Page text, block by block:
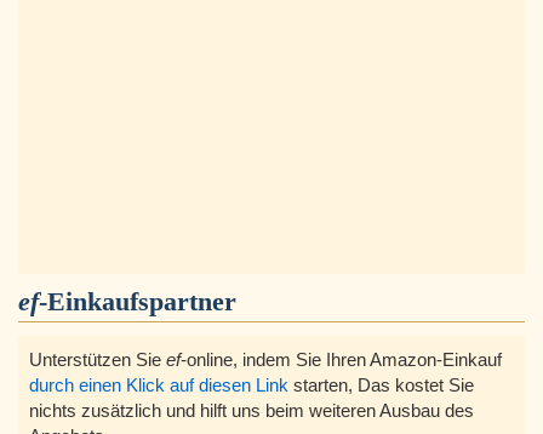
ef-Einkaufspartner
Unterstützen Sie ef-online, indem Sie Ihren Amazon-Einkauf
durch einen Klick auf diesen Link starten, Das kostet Sie
nichts zusätzlich und hilft uns beim weiteren Ausbau des